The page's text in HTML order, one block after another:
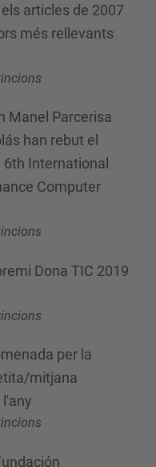
articles de 2007
més rellevants
Manel Parcerisa
han rebut el
International
Computer
Dona TIC 2019
per la
mitjana